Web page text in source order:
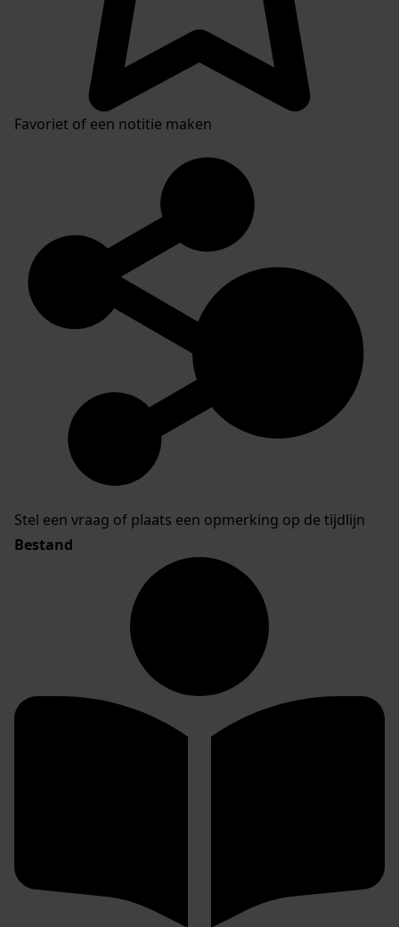
Favoriet of een notitie maken
Stel een vraag of plaats een opmerking op de tijdlijn
Bestand